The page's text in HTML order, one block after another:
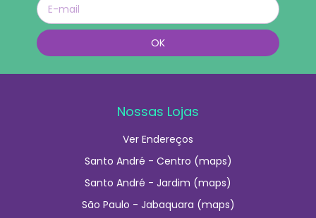
Nossas Lojas
Ver Endereços
Santo André - Centro (maps)
Santo André - Jardim (maps)
São Paulo - Jabaquara (maps)